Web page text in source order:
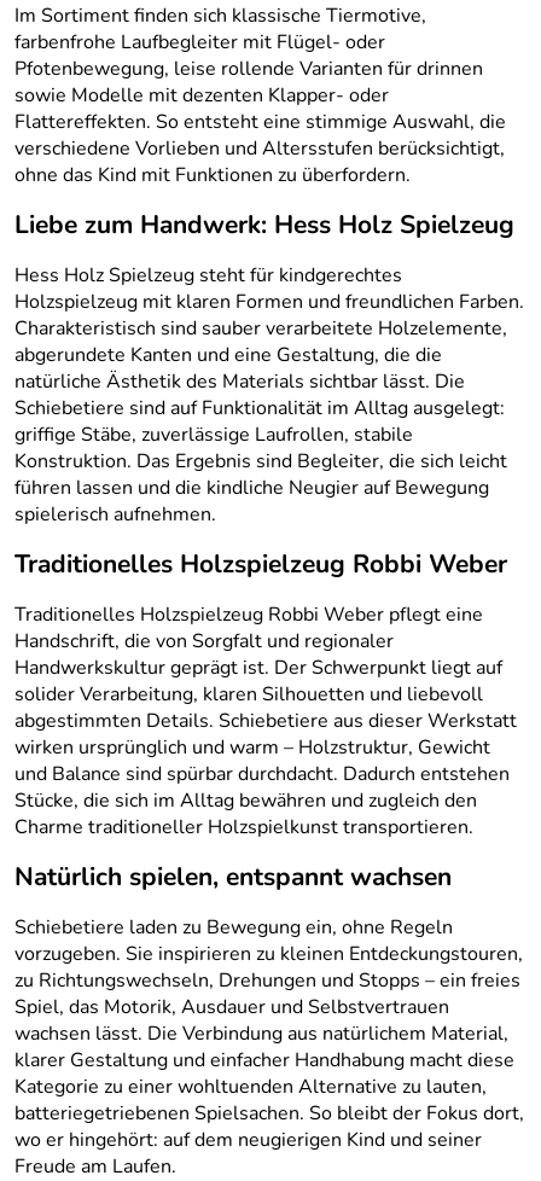
Im Sortiment finden sich klassische Tiermotive,
farbenfrohe Laufbegleiter mit Flügel- oder
Pfotenbewegung, leise rollende Varianten für drinnen
sowie Modelle mit dezenten Klapper- oder
Flattereffekten. So entsteht eine stimmige Auswahl, die
verschiedene Vorlieben und Altersstufen berücksichtigt,
ohne das Kind mit Funktionen zu überfordern.
Liebe zum Handwerk: Hess Holz Spielzeug
Hess Holz Spielzeug steht für kindgerechtes
Holzspielzeug mit klaren Formen und freundlichen Farben.
Charakteristisch sind sauber verarbeitete Holzelemente,
abgerundete Kanten und eine Gestaltung, die die
natürliche Ästhetik des Materials sichtbar lässt. Die
Schiebetiere sind auf Funktionalität im Alltag ausgelegt:
griffige Stäbe, zuverlässige Laufrollen, stabile
Konstruktion. Das Ergebnis sind Begleiter, die sich leicht
führen lassen und die kindliche Neugier auf Bewegung
spielerisch aufnehmen.
Traditionelles Holzspielzeug Robbi Weber
Traditionelles Holzspielzeug Robbi Weber pflegt eine
Handschrift, die von Sorgfalt und regionaler
Handwerkskultur geprägt ist. Der Schwerpunkt liegt auf
solider Verarbeitung, klaren Silhouetten und liebevoll
abgestimmten Details. Schiebetiere aus dieser Werkstatt
wirken ursprünglich und warm – Holzstruktur, Gewicht
und Balance sind spürbar durchdacht. Dadurch entstehen
Stücke, die sich im Alltag bewähren und zugleich den
Charme traditioneller Holzspielkunst transportieren.
Natürlich spielen, entspannt wachsen
Schiebetiere laden zu Bewegung ein, ohne Regeln
vorzugeben. Sie inspirieren zu kleinen Entdeckungstouren,
zu Richtungswechseln, Drehungen und Stopps – ein freies
Spiel, das Motorik, Ausdauer und Selbstvertrauen
wachsen lässt. Die Verbindung aus natürlichem Material,
klarer Gestaltung und einfacher Handhabung macht diese
Kategorie zu einer wohltuenden Alternative zu lauten,
batteriegetriebenen Spielsachen. So bleibt der Fokus dort,
wo er hingehört: auf dem neugierigen Kind und seiner
Freude am Laufen.